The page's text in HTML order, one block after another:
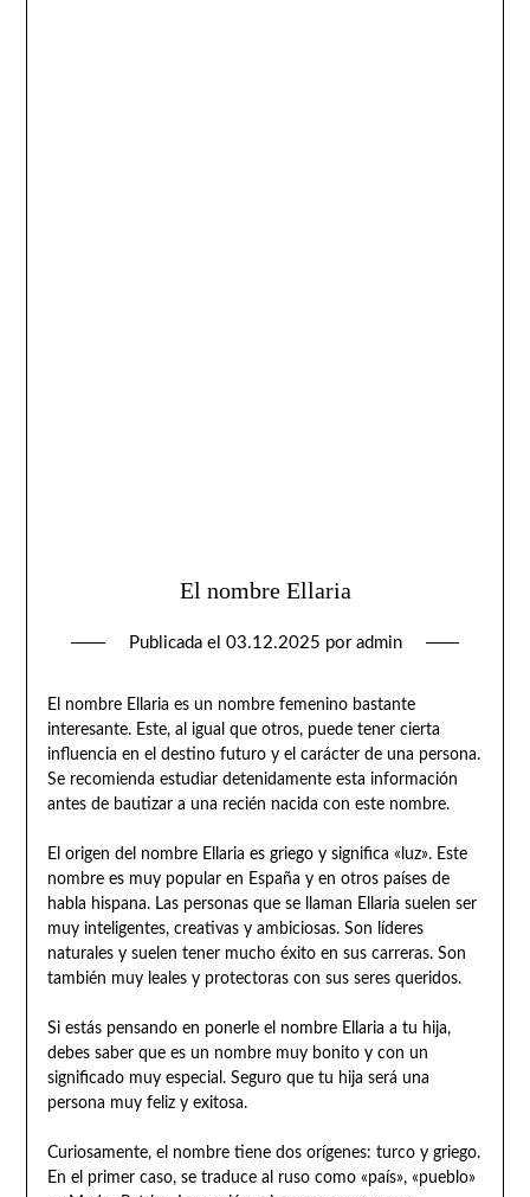
El nombre Ellaria
Publicada el 03.12.2025 por admin
El nombre Ellaria es un nombre femenino bastante
interesante. Este, al igual que otros, puede tener cierta
influencia en el destino futuro y el carácter de una persona.
Se recomienda estudiar detenidamente esta información
antes de bautizar a una recién nacida con este nombre.
El origen del nombre Ellaria es griego y significa «luz». Este
nombre es muy popular en España y en otros países de
habla hispana. Las personas que se llaman Ellaria suelen ser
muy inteligentes, creativas y ambiciosas. Son líderes
naturales y suelen tener mucho éxito en sus carreras. Son
también muy leales y protectoras con sus seres queridos.
Si estás pensando en ponerle el nombre Ellaria a tu hija,
debes saber que es un nombre muy bonito y con un
significado muy especial. Seguro que tu hija será una
persona muy feliz y exitosa.
Curiosamente, el nombre tiene dos orígenes: turco y griego.
En el primer caso, se traduce al ruso como «país», «pueblo»